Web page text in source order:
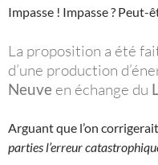
Impasse ! Impasse ?
La proposition a été
d’une production
Neuve en échange du
Arguant que l’on
parties l’erreur